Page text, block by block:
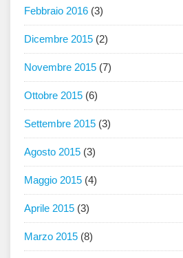
Febbraio 2016 (3)
Dicembre 2015 (2)
Novembre 2015 (7)
Ottobre 2015 (6)
Settembre 2015 (3)
Agosto 2015 (3)
Maggio 2015 (4)
Aprile 2015 (3)
Marzo 2015 (8)